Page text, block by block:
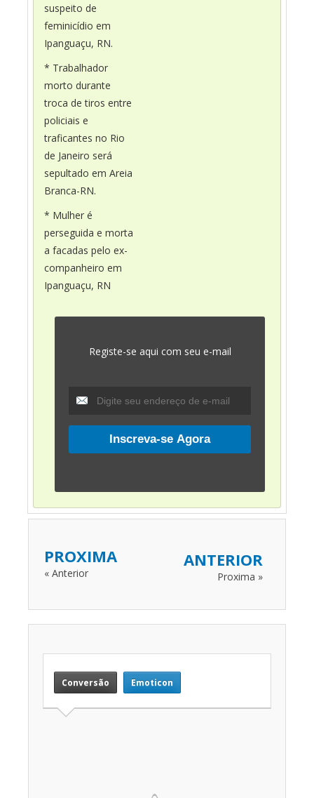
suspeito de
feminicídio em
Ipanguaçu, RN.
* Trabalhador
morto durante
troca de tiros entre
policiais e
traficantes no Rio
de Janeiro será
sepultado em Areia
Branca-RN.
* Mulher é
perseguida e morta
a facadas pelo ex-
companheiro em
Ipanguaçu, RN
Registe-se aqui com seu e-mail
PROXIMA
« Anterior
ANTERIOR
Proxima »
Conversão Emoticon